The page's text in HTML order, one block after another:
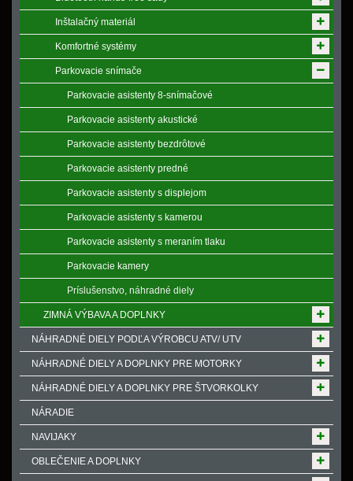
Inštalačný materiál
Komfortné systémy
Parkovacie snímače
Parkovacie asistenty 8-snímačové
Parkovacie asistenty akustické
Parkovacie asistenty bezdrôtové
Parkovacie asistenty predné
Parkovacie asistenty s displejom
Parkovacie asistenty s kamerou
Parkovacie asistenty s meraním tlaku
Parkovacie kamery
Príslušenstvo, náhradné diely
ZIMNÁ VÝBAVA A DOPLNKY
NÁHRADNÉ DIELY PODĽA VÝROBCU ATV/ UTV
NÁHRADNÉ DIELY A DOPLNKY PRE MOTORKY
NÁHRADNÉ DIELY A DOPLNKY PRE ŠTVORKOLKY
NÁRADIE
NAVIJAKY
OBLEČENIE A DOPLNKY